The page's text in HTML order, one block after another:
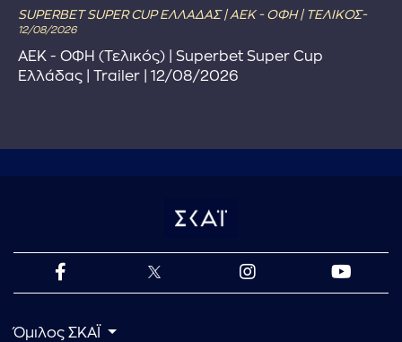
SUPERBET SUPER CUP ΕΛΛΑΔΑΣ | ΑΕΚ - ΟΦΗ | ΤΕΛΙΚΟΣ-
12/08/2026
ΑΕΚ - ΟΦΗ (Τελικός) | Superbet Super Cup
Ελλάδας | Trailer | 12/08/2026
Όμιλος ΣΚΑΪ